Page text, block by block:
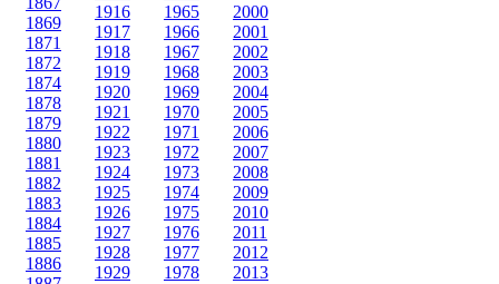
1869
1871
1872
1874
1878
1879
1880
1881
1882
1883
1884
1885
1886
1916
1917
1918
1919
1920
1921
1922
1923
1924
1925
1926
1927
1928
1929
1965
1966
1967
1968
1969
1970
1971
1972
1973
1974
1975
1976
1977
1978
2000
2001
2002
2003
2004
2005
2006
2007
2008
2009
2010
2011
2012
2013